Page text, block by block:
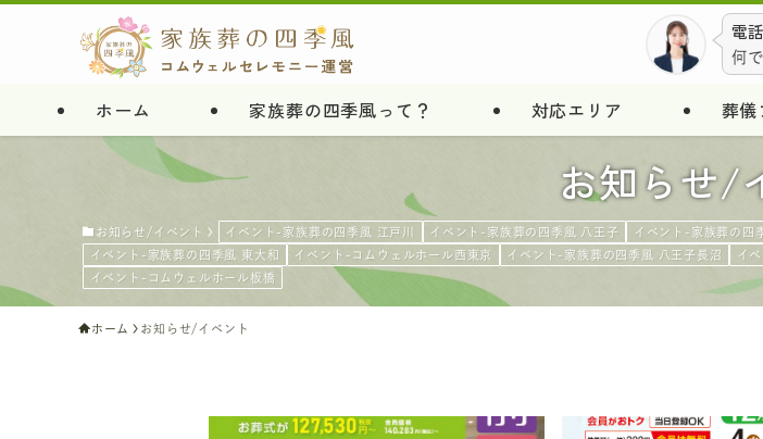
ホーム 家族葬の四季風って？ 対応エリア 葬儀
電
何
お知らせ/
お知らせ/イベント イベント-家族葬の四季風 江戸川 イベント-家族葬の四季風 八王子 イベント-家族葬の四
イベント-家族葬の四季風 東大和
イベント-コムウェルホール西東京 イベント-家族葬の四季風 八王子長沼 イ
イベント-コムウェルホール板橋
ホーム お知らせ/イベント